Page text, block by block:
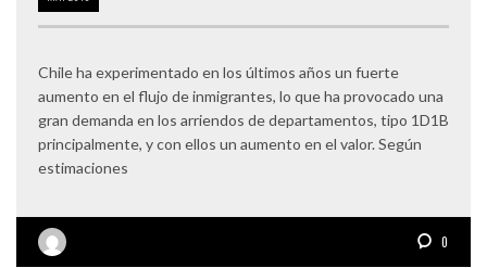
Chile ha experimentado en los últimos años un fuerte
aumento en el flujo de inmigrantes, lo que ha provocado una
gran demanda en los arriendos de departamentos, tipo 1D1B
principalmente, y con ellos un aumento en el valor. Según
estimaciones
0